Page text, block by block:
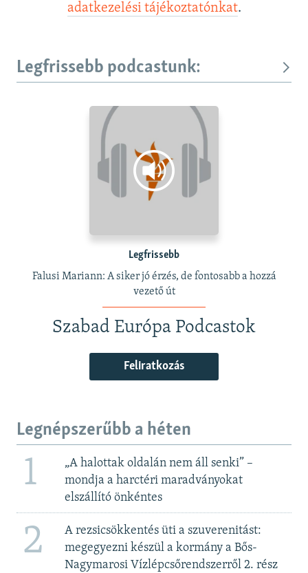
adatkezelési tájékoztatónkat.
Legfrissebb podcastunk:
Legfrissebb
Falusi Mariann: A siker jó érzés, de fontosabb a hozzá
vezető út
Szabad Európa Podcastok
Feliratkozás
Legnépszerűbb a héten
1
„A halottak oldalán nem áll senki” –
mondja a harctéri maradványokat
elszállító önkéntes
2
A rezsicsökkentés üti a szuverenitást:
megegyezni készül a kormány a Bős-
Nagymarosi Vízlépcsőrendszerről 2. rész